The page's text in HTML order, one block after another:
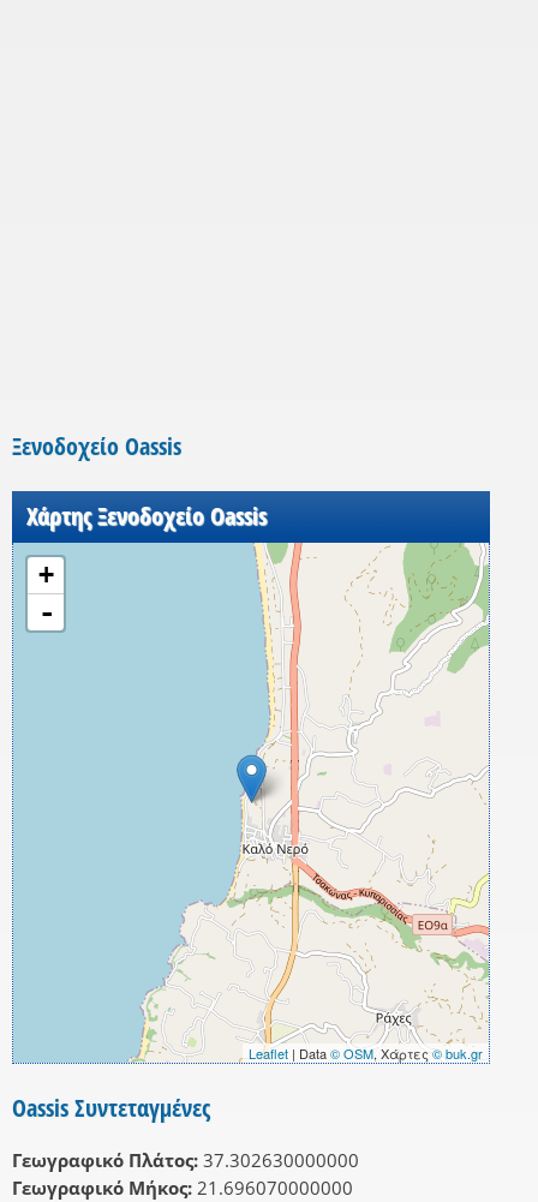
Ξενοδοχείο Oassis
Χάρτης Ξενοδοχείο Oassis
+
-
Leaflet | Data© OSM, Χάρτες© buk.gr
Oassis Συντεταγμένες
Γεωγραφικό Πλάτος: 37.302630000000
Γεωγραφικό Μήκος: 21.696070000000